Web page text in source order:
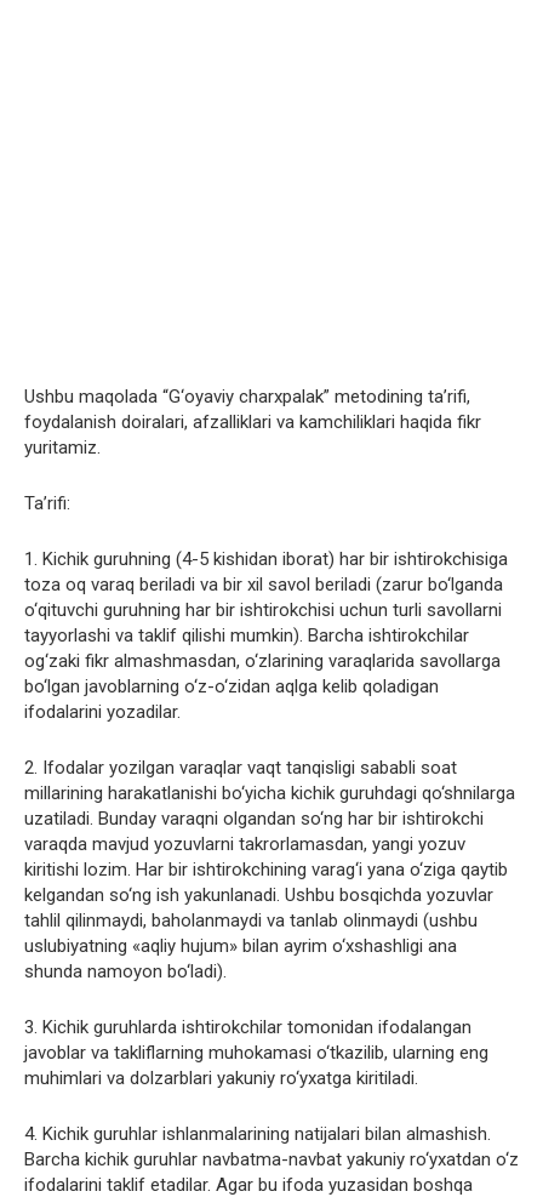
Ushbu maqolada “G‘oyaviy charxpalak” metodining ta’rifi,
foydalanish doiralari, afzalliklari va kamchiliklari haqida fikr
yuritamiz.
Ta’rifi:
1. Kichik guruhning (4-5 kishidan iborat) har bir ishtirokchisiga
toza oq varaq beriladi va bir xil savol beriladi (zarur bo‘lganda
o‘qituvchi guruhning har bir ishtirokchisi uchun turli savollarni
tayyorlashi va taklif qilishi mumkin). Barcha ishtirokchilar
og‘zaki fikr almashmasdan, o‘zlarining varaqlarida savollarga
bo‘lgan javoblarning o‘z-o‘zidan aqlga kelib qoladigan
ifodalarini yozadilar.
2. Ifodalar yozilgan varaqlar vaqt tanqisligi sababli soat
millarining harakatlanishi bo‘yicha kichik guruhdagi qo‘shnilarga
uzatiladi. Bunday varaqni olgandan so‘ng har bir ishtirokchi
varaqda mavjud yozuvlarni takrorlamasdan, yangi yozuv
kiritishi lozim. Har bir ishtirokchining varag‘i yana o‘ziga qaytib
kelgandan so‘ng ish yakunlanadi. Ushbu bosqichda yozuvlar
tahlil qilinmaydi, baholanmaydi va tanlab olinmaydi (ushbu
uslubiyatning «aqliy hujum» bilan ayrim o‘xshashligi ana
shunda namoyon bo‘ladi).
3. Kichik guruhlarda ishtirokchilar tomonidan ifodalangan
javoblar va takliflarning muhokamasi o‘tkazilib, ularning eng
muhimlari va dolzarblari yakuniy ro‘yxatga kiritiladi.
4. Kichik guruhlar ishlanmalarining natijalari bilan almashish.
Barcha kichik guruhlar navbatma-navbat yakuniy ro‘yxatdan o‘z
ifodalarini taklif etadilar. Agar bu ifoda yuzasidan boshqa